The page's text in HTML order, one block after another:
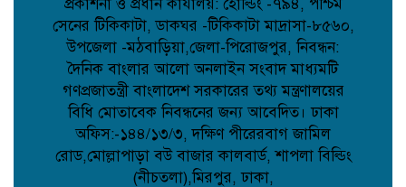
কবিতা: চমকের পাঠ কৌশল ;
আমান উল্লাহ আমানের সাথে নিশু ও মহিলা
দলের নেত্রীদের সৌজন্য স্বাক্ষাৎ ;
সেনের টিকিকাটা, ডাকঘর -টিকিকাটা মাদ্রাসা-৮৫৬০,
উপজেলা -মঠবাড়িয়া,জেলা-পিরোজপুর, নিবন্ধন:
দৈনিক বাংলার আলো অনলাইন সংবাদ মাধ্যমটি
গণপ্রজাতন্ত্রী বাংলাদেশ সরকারের তথ্য মন্ত্রণালয়ের
বিধি মোতাবেক নিবন্ধনের জন্য আবেদিত। ঢাকা
অফিস:-১৪৪/১৩/৩, দক্ষিণ পীরেরবাগ জামিল
রোড,মোল্লাপাড়া বউ বাজার কালবার্ড, শাপলা বিল্ডিং
(নীচতলা),মিরপুর, ঢাকা,